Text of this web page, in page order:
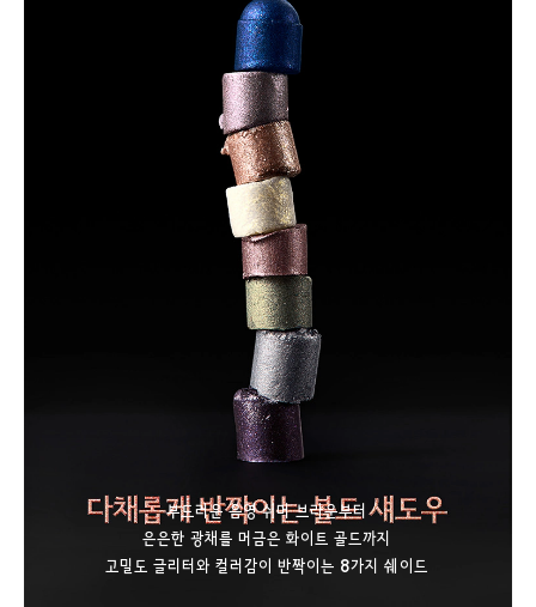
부드러운 음영 쉬머 브라운부터
은은한 광채를 머금은 화이트 골드까지
고밀도 글리터와 컬러감이 반짝이는 8가지 쉐이드